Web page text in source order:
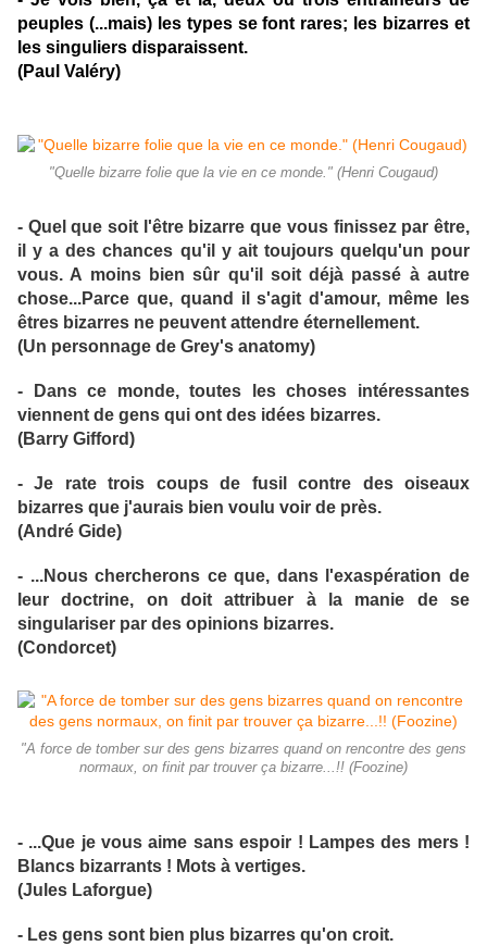
peuples (...mais) les types se font rares; les bizarres et
les singuliers disparaissent.
(Paul Valéry)
"Quelle bizarre folie que la vie en ce monde." (Henri Cougaud)
- Quel que soit l'être bizarre que vous finissez par être,
il y a des chances qu'il y ait toujours quelqu'un pour
vous. A moins bien sûr qu'il soit déjà passé à autre
chose...Parce que, quand il s'agit d'amour, même les
êtres bizarres ne peuvent attendre éternellement.
(Un personnage de Grey's anatomy)
- Dans ce monde, toutes les choses intéressantes
viennent de gens qui ont des idées bizarres.
(Barry Gifford)
- Je rate trois coups de fusil contre des oiseaux
bizarres que j'aurais bien voulu voir de près.
(André Gide)
- ...Nous chercherons ce que, dans l'exaspération de
leur doctrine, on doit attribuer à la manie de se
singulariser par des opinions bizarres.
(Condorcet)
"A force de tomber sur des gens bizarres quand on rencontre des gens
normaux, on finit par trouver ça bizarre...!! (Foozine)
- ...Que je vous aime sans espoir ! Lampes des mers !
Blancs bizarrants ! Mots à vertiges.
(Jules Laforgue)
- Les gens sont bien plus bizarres qu'on croit.